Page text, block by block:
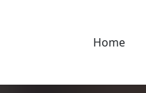
Home